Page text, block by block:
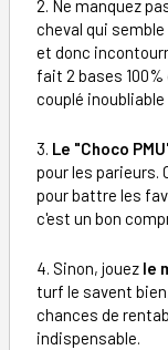
2. Ne manquez
cheval qui
et donc
fait 2 bases
couplé inoubliable
3. Le "Choco
pour les parieurs.
pour battre les
c'est un bon
4. Sinon, jouez le
turf le savent
chances de
indispensable.